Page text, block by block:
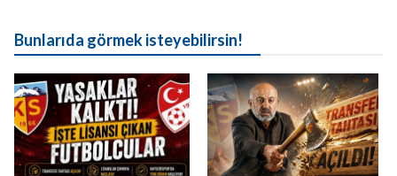
Bunlarıda görmek isteyebilirsin!